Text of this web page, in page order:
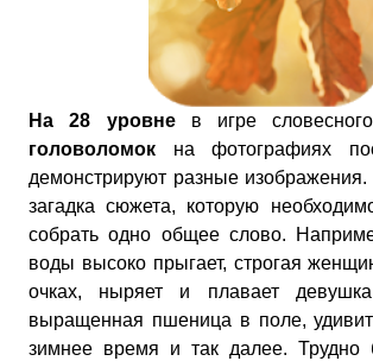
На 28 уровнев игре
головоломок на фотографиях
демонстрируют разные
загадка сюжета, которую
собрать одно общее слово.
воды высоко прыгает, строгая
очках, ныряет и плавает
выращенная пшеница в поле,
зимнее время и так далее. Трудно